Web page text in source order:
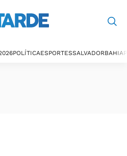
POLÍTICAESPORTESSALVADORBAHIA